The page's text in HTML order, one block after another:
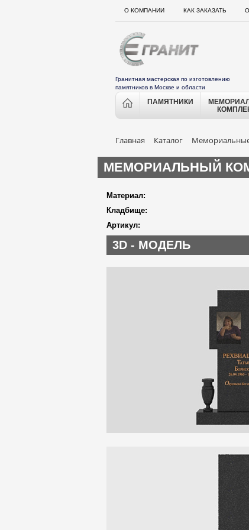
О КОМПАНИИ КАК ЗАКАЗАТЬ
Гранитная мастерская по изготовлению
памятников в Москве и области
ПАМЯТНИКИ
Главная Каталог
МЕМОРИАЛЬНЫЙ
Материал:
Кладбище:
Артикул:
3D - МОДЕЛЬ